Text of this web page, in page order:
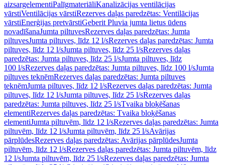
aizsargelementiPalīgmateriāliKanalizācijas ventilācijas
vārstiVentilācijas vārstiRezerves daļas paredzētas: Ventilācijas
vārstiEnerģijas pretvārstiGeberit Pluvia jumta lietus ūdens
novadīšanaJumta piltuvesRezerves daļas paredzētas: Jumta
piltuvesJumta piltuves, līdz 12 l/sRezerves daļas paredzētas: Jumta
piltuves, līdz 12 l/sJumta piltuves, līdz 25 l/sRezerves daļas
paredzētas: Jumta piltuves, līdz 25 l/sJumta piltuves, līdz
100 l/sRezerves daļas paredzētas: Jumta piltuves, līdz 100 l/sJumta
piltuves teknēmRezerves daļas paredzētas: Jumta piltuves
teknēmJumta piltuves, līdz 12 l/sRezerves daļas paredzētas: Jumta
piltuves, līdz 12 l/sJumta piltuves, līdz 25 l/sRezerves daļas
paredzētas: Jumta piltuves, līdz 25 l/sTvaika bloķēšanas
elementiRezerves daļas paredzētas: Tvaika bloķēšanas
elementiJumta piltuvēm, līdz 12 l/sRezerves daļas paredzētas: Jumta
piltuvēm, līdz 12 l/sJumta piltuvēm, līdz 25 l/sAvārijas
pārplūdesRezerves daļas paredzētas: Avārijas pārplūdesJumta
piltuvēm, līdz 12 l/sRezerves daļas paredzētas: Jumta piltuvēm, līdz
12 l/sJumta piltuvēm, līdz 25 l/sRezerves daļas paredzētas: Jumta